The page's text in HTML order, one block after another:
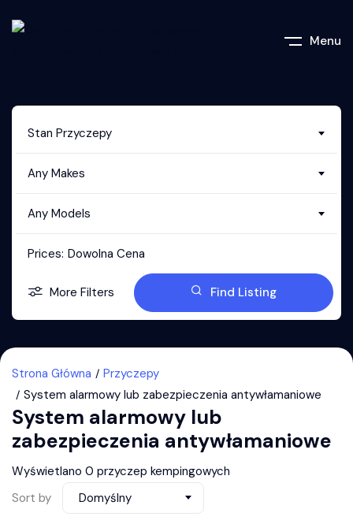
Menu
Stan Przyczepy
Any Makes
Any Models
Prices: Dowolna Cena
More Filters Find Listing
Strona Główna
Przyczepy
System alarmowy lub zabezpieczenia antywłamaniowe
System alarmowy lub
zabezpieczenia antywłamaniowe
Wyświetlano 0 przyczep kempingowych
Sort by
Domyślny